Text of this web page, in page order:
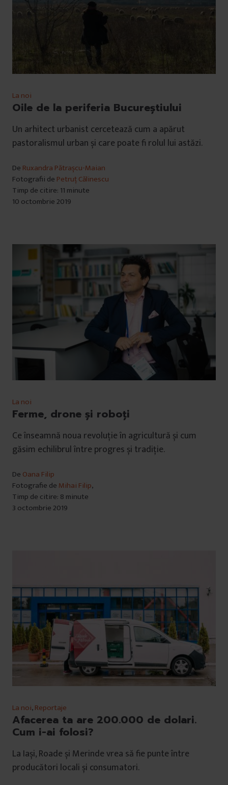
La noi
Oile de la periferia Bucureștiului
Un arhitect urbanist cercetează cum a apărut
pastoralismul urban și care poate fi rolul lui astăzi.
De Ruxandra Pătrașcu-Maian
Fotografii de Petruț Călinescu
Timp de citire: 11 minute
10 octombrie 2019
La noi
Ferme, drone și roboți
Ce înseamnă noua revoluție în agricultură și cum
găsim echilibrul între progres și tradiție.
De Oana Filip
Fotografie de Mihai Filip,
Timp de citire: 8 minute
3 octombrie 2019
La noi,Reportaje
Afacerea ta are 200.000 de dolari.
Cum i-ai folosi?
La Iași, Roade și Merinde vrea să fie punte între
producători locali și consumatori.